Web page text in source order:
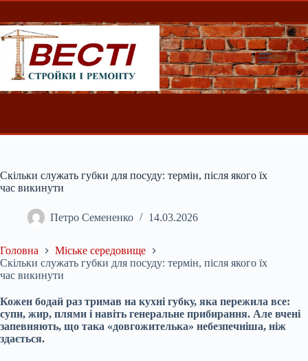
Перейти
вмісту
Скільки служать губки для посуду: термін, після якого їх
час викинути
Петро Семененко 14.03.2026
Головна
Міське середовище
Скільки служать губки для посуду: термін, після якого їх
час викинути
Кожен бодай раз тримав на кухні губку, яка пережила все:
супи, жир, плями і навіть генеральне прибирання. Але вчені
запевняють, що така «довгожителька» небезпечніша, ніж
здається.